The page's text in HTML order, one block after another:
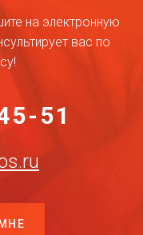
на электронную
вас по
51